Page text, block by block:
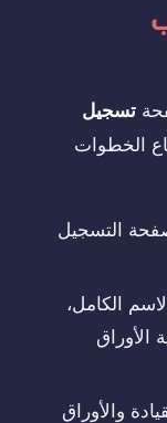
تسجيل
الخطوات
التسجيل
الكامل،
الأوراق
والأوراق